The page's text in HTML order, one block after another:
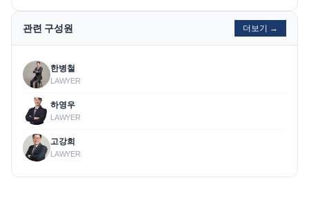
관련 구성원 더보기 →
한병철
LAWYER
하영우
LAWYER
고강희
LAWYER